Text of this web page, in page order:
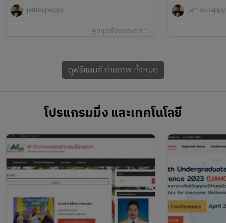
jeffreypeppy
พูดคุยเพื่อตกลงราคา
jeffreypeppy
ดูฟรีแลนซ์ถ่ายภาพ ทั้งหมด
โปรแกรมมิ่ง และเทคโนโลยี